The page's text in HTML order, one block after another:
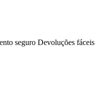
seguro Devoluções fáceis